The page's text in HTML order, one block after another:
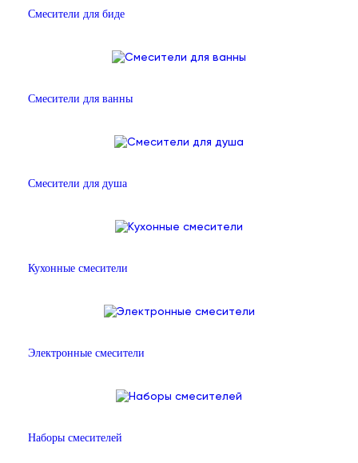
Смесители для биде
Смесители для ванны
Смесители для душа
Кухонные смесители
Электронные смесители
Наборы смесителей